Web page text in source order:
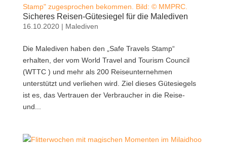
Stamp" zugesprochen bekommen. Bild: © MMPRC.
Sicheres Reisen-Gütesiegel für die Malediven
16.10.2020| Malediven
Die Malediven haben den „Safe Travels Stamp“
erhalten, der vom World Travel and Tourism Council
(WTTC ) und mehr als 200 Reiseunternehmen
unterstützt und verliehen wird. Ziel dieses Gütesiegels
ist es, das Vertrauen der Verbraucher in die Reise-
und...